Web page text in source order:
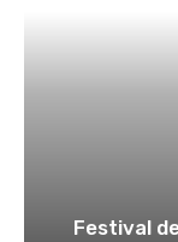
Festival